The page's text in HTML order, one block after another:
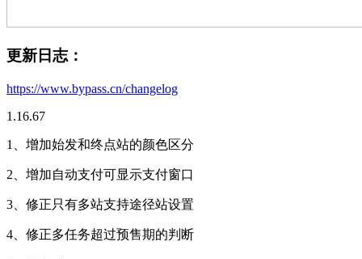
更新日志：
https://www.bypass.cn/changelog
1.16.67
1、增加始发和终点站的颜色区分
2、增加自动支付可显示支付窗口
3、修正只有多站支持途径站设置
4、修正多任务超过预售期的判断